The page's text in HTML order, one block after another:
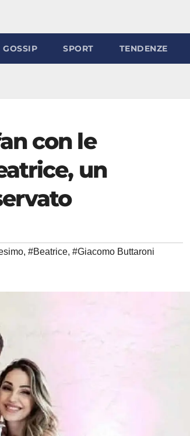
GOSSIP SPORT TENDENZE
con le
un
, #Beatrice, #Giacomo Buttaroni